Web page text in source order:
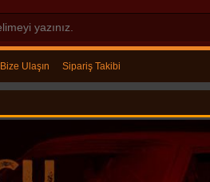
Bize Ulaşın Sipariş Takibi